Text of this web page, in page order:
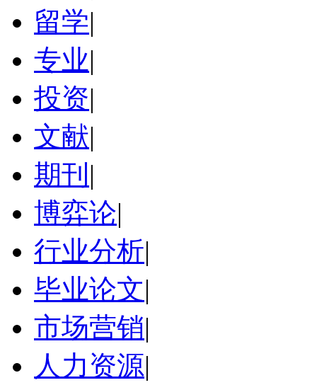
留学|
专业|
投资|
文献|
期刊 |
博弈论|
行业分析|
毕业论文|
市场营销|
人力资源|